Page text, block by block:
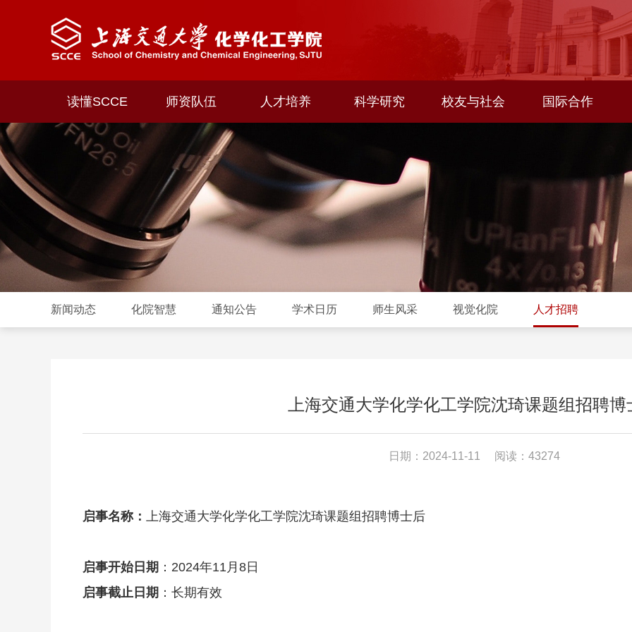
读懂SCCE 师资队伍 人才培养 科学研究 校友与社会 国际合作
新闻动态 化院智慧 通知公告 学术日历 师生风采 视觉化院 人才招聘
上海交通大学化学化工学院沈琦课题组招聘博
日期：2024-11-11 阅读：43274
启事名称： 上海交通大学化学化工学院沈琦课题组招聘博士后
启事开始日期 ：2024年11月8日
启事截止日期 ：长期有效